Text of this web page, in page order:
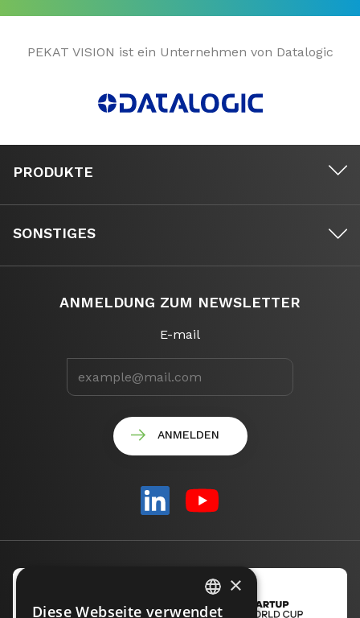
PEKAT VISION ist ein Unternehmen von Datalogic
PRODUKTE
SONSTIGES
ANMELDUNG ZUM NEWSLETTER
E-mail
×
Diese Webseite verwendet